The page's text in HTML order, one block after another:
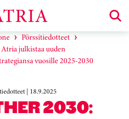
Pörssitiedotteet
julkistaa uuden
vuosille 2025-2030
| 18.9.2025
2030: